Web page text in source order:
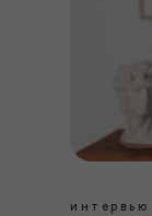
интервью